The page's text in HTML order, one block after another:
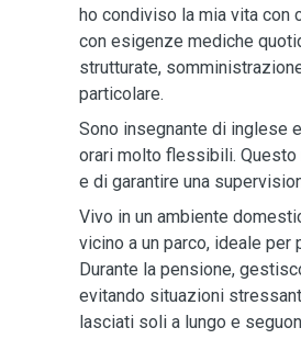
ho condiviso la mia vita con
con esigenze mediche
strutturate,
particolare.
Sono insegnante di inglese
orari molto flessibili.
e di garantire una
Vivo in un ambiente
vicino a un parco, ideale per
Durante la pensione,
evitando situazioni
lasciati soli a lungo e